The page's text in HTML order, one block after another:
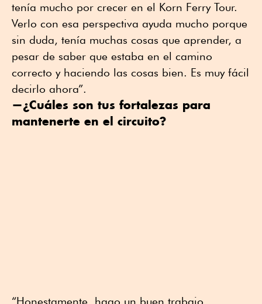
tenía mucho por crecer en el Korn Ferry Tour.
Verlo con esa perspectiva ayuda mucho porque
sin duda, tenía muchas cosas que aprender, a
pesar de saber que estaba en el camino
correcto y haciendo las cosas bien. Es muy fácil
decirlo ahora”.
—¿Cuáles son tus fortalezas para
mantenerte en el circuito?
“Honestamente, hago un buen trabajo